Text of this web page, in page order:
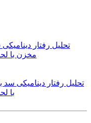
تحلیل رفتار دینامیکی
با